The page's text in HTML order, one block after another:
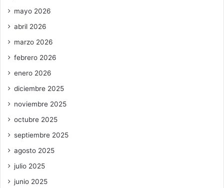
mayo 2026
abril 2026
marzo 2026
febrero 2026
enero 2026
diciembre 2025
noviembre 2025
octubre 2025
septiembre 2025
agosto 2025
julio 2025
junio 2025